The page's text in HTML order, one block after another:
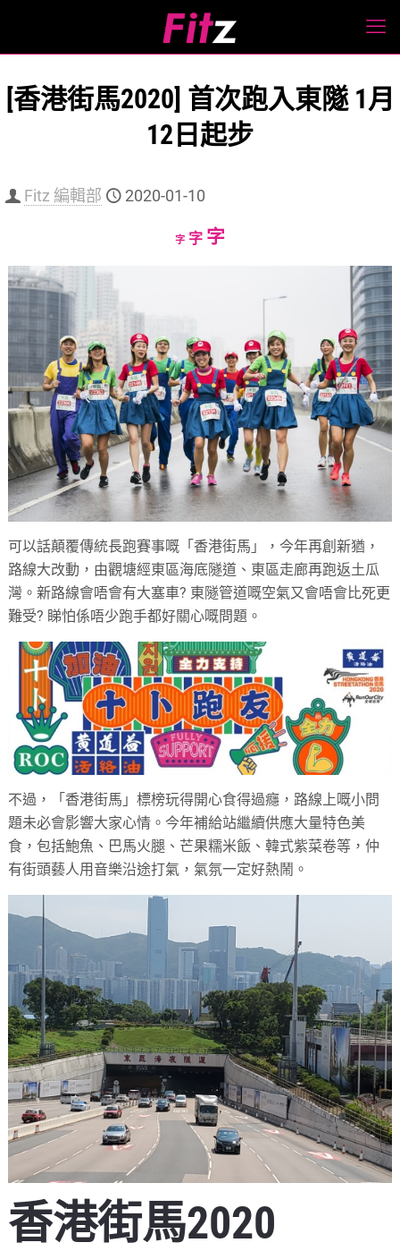
[香港街馬2020] 首次跑入東隧 1月
12日起步
Fitz 編輯部 2020-01-10
字Decrease
字Reset
字Increase
可以話顛覆傳統長跑賽事嘅「香港街馬」，今年再創新猶，
路線大改動，由觀塘經東區海底隧道、東區走廊再跑返土瓜
灣。新路線會唔會有大塞車? 東隧管道嘅空氣又會唔會比死更
難受? 睇怕係唔少跑手都好關心嘅問題。
不過，「香港街馬」標榜玩得開心食得過癮，路線上嘅小問
題未必會影響大家心情。今年補給站繼續供應大量特色美
食，包括鮑魚、巴馬火腿、芒果糯米飯、韓式紫菜卷等，仲
有街頭藝人用音樂沿途打氣，氣氛一定好熱鬧。
香港街馬2020